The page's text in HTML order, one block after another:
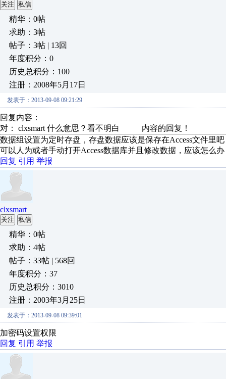
关注 私信
精华：0帖
求助：3帖
帖子：3帖 | 13回
年度积分：0
历史总积分：100
注册：2008年5月17日
发表于：2013-09-08 09:21:29
回复内容：
对： clxsmart 什么意思？看不明白 内容的回复！
数据组设置为定时存盘，存盘数据应该是保存在Access文件里
可以人为或者手动打开Access数据库并且修改数据，应该怎么
回复 引用 举报
clxsmart
关注 私信
精华：0帖
求助：4帖
帖子：33帖 | 568回
年度积分：37
历史总积分：3010
注册：2003年3月25日
发表于：2013-09-08 09:39:01
加密码设置权限
回复 引用 举报